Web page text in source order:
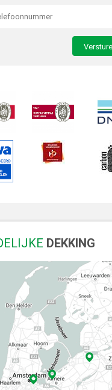
DEKKING